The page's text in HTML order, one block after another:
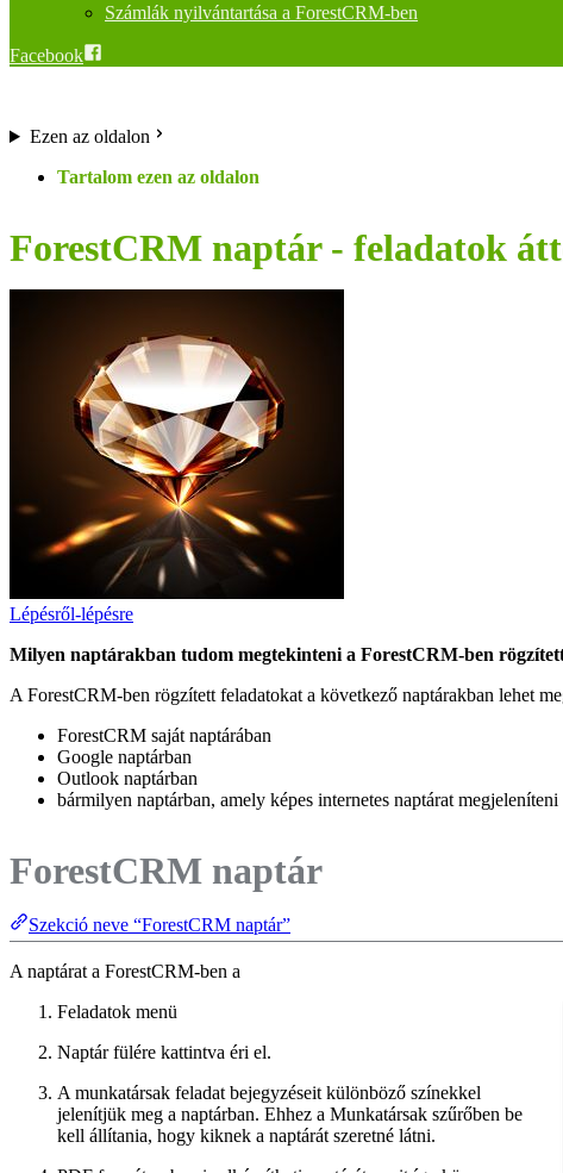
Számlák nyilvántartása a ForestCRM-ben
Facebook
Ezen az oldalon
ForestCRM naptár - feladatok
Lépésről-lépésre
Milyen naptárakban tudom megtekinteni a ForestCRM-ben
A ForestCRM-ben rögzített feladatokat a következő naptárakban lehet
ForestCRM saját naptárában
Google naptárban
Outlook naptárban
bármilyen naptárban, amely képes internetes naptárat megjeleníteni
ForestCRM naptár
Szekció neve “ForestCRM naptár”
A naptárat a ForestCRM-ben a
Feladatok menü
Naptár fülére kattintva éri el.
A munkatársak feladat bejegyzéseit különböző színekkel
jelenítjük meg a naptárban. Ehhez a Munkatársak szűrőben be
kell állítania, hogy kiknek a naptárát szeretné látni.